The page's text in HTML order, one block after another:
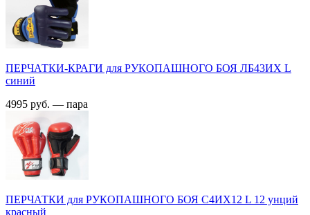
ПЕРЧАТКИ-КРАГИ для РУКОПАШНОГО БОЯ ЛБ43ИX L
синий
4995 руб. — пара
ПЕРЧАТКИ для РУКОПАШНОГО БОЯ С4ИX12 L 12 унций
красный